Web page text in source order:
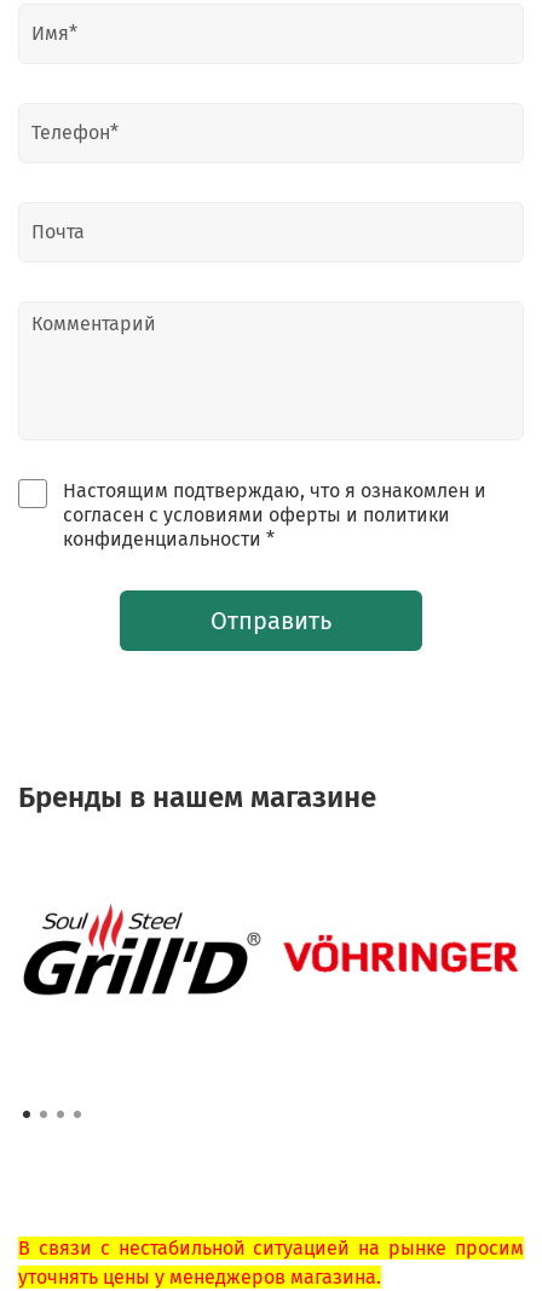
Настоящим подтверждаю, что я ознакомлен и
согласен с условиями оферты и политики
конфиденциальности *
Отправить
Бренды в нашем магазине
В связи с нестабильной ситуацией на рынке просим
уточнять цены у менеджеров магазина.